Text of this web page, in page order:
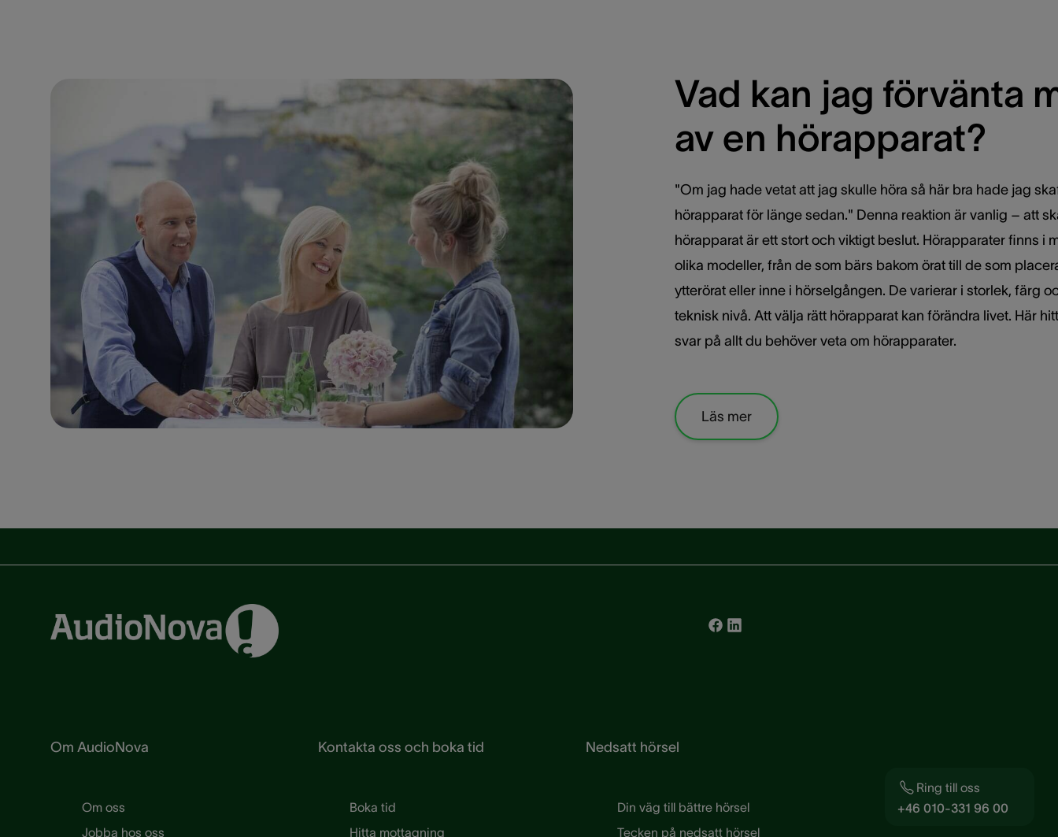
Vad kan jag förvänta
av en hörapparat?
"Om jag hade vetat att jag skulle höra så här bra hade jag
hörapparat för länge sedan." Denna reaktion är vanlig – att
hörapparat är ett stort och viktigt beslut. Hörapparater finns i
olika modeller, från de som bärs bakom örat till de som
ytterörat eller inne i hörselgången. De varierar i storlek, färg
teknisk nivå. Att välja rätt hörapparat kan förändra livet. Här
svar på allt du behöver veta om hörapparater.
Läs mer
Om AudioNova
Om oss
Jobba hos oss
Kontakta oss och boka tid
Boka tid
Hitta mottagning
Nedsatt hörsel
Din väg till bättre hörsel
Tecken på nedsatt hörsel
Ring till oss
+46 010-331 96 00